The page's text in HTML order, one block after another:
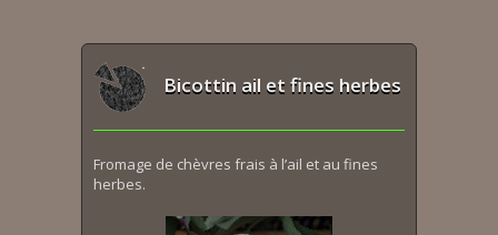
Bicottin ail et fines herbes
Fromage de chèvres frais à l’ail et au fines
herbes.